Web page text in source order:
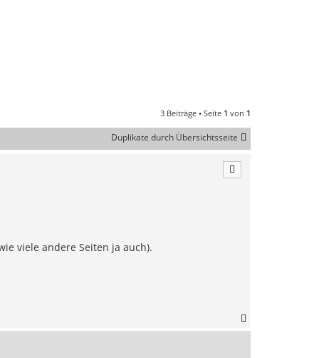
3 Beiträge • Seite 1 von 1
Duplikate durch Übersichtsseite
viele andere Seiten ja auch).
a